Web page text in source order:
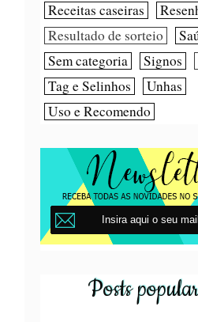
Receitas caseiras
Resultado de sorteio
Sem categoria
Signos
Tag e Selinhos
Unhas
Uso e Recomendo
Posts